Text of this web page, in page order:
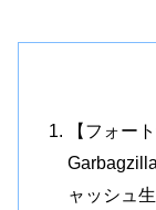
【フォー
ャッシュ